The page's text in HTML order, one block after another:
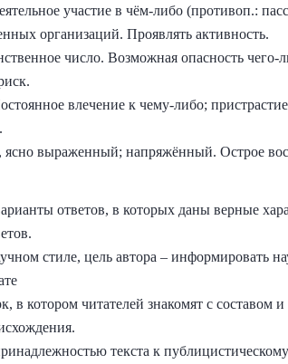
участие в чём-либо (противоп.:
организаций. Проявлять активность.
число. Возможная опасность
влечение к чему-либо;
выраженный; напряжённый. Острое
ответов, в которых даны верные
стиле, цель автора – информировать
в котором читателей знакомят с составом
текста к